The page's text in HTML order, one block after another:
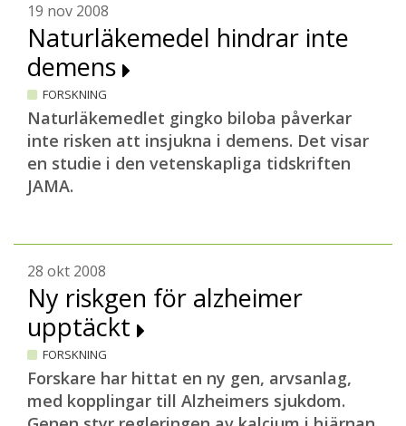
19 nov 2008
Naturläkemedel hindrar inte
demens
FORSKNING
Naturläkemedlet gingko biloba påverkar
inte risken att insjukna i demens. Det visar
en studie i den vetenskapliga tidskriften
JAMA.
28 okt 2008
Ny riskgen för alzheimer
upptäckt
FORSKNING
Forskare har hittat en ny gen, arvsanlag,
med kopplingar till Alzheimers sjukdom.